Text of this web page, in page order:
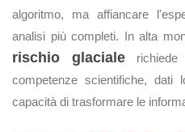
algoritmo, ma affiancare
analisi più completi. In alta
rischio glacialerichiede
competenze scientifiche, dati
capacità di trasformare le